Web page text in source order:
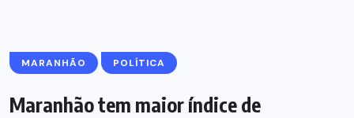
MARANHÃO POLÍTICA
Maranhão tem maior índice de